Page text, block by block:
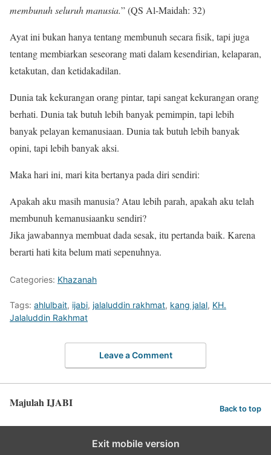
membunuh seluruh manusia.” (QS Al-Maidah: 32)
Ayat ini bukan hanya tentang membunuh secara fisik, tapi juga
tentang membiarkan seseorang mati dalam kesendirian, kelaparan,
ketakutan, dan ketidakadilan.
Dunia tak kekurangan orang pintar, tapi sangat kekurangan orang
berhati. Dunia tak butuh lebih banyak pemimpin, tapi lebih
banyak pelayan kemanusiaan. Dunia tak butuh lebih banyak
opini, tapi lebih banyak aksi.
Maka hari ini, mari kita bertanya pada diri sendiri:
Apakah aku masih manusia? Atau lebih parah, apakah aku telah
membunuh kemanusiaanku sendiri?
Jika jawabannya membuat dada sesak, itu pertanda baik. Karena
berarti hati kita belum mati sepenuhnya.
Categories: Khazanah
Tags: ahlulbait, ijabi, jalaluddin rakhmat, kang jalal, KH.
Jalaluddin Rakhmat
Leave a Comment
Majulah IJABI Back to top
Exit mobile version